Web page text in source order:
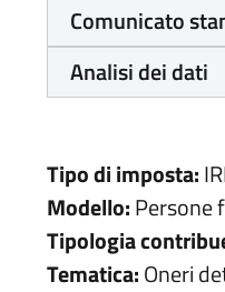
Comunicato
Analisi dei dati
Tipo di imposta:
Modello:Persone
Tipologia
Tematica:Oneri